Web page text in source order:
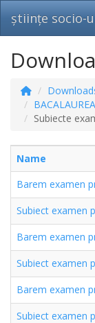
științe socio-
Subiecte
Name
Barem examen
Subiect examen
Barem examen
Subiect examen
Barem examen
Subiect examen